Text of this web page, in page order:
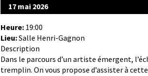
17 mai 2026
Heure: 19:00
Lieu:Salle Henri-Gagnon
Description
Dans le parcours d’un artiste émergent,
tremplin. On vous propose d’assister à